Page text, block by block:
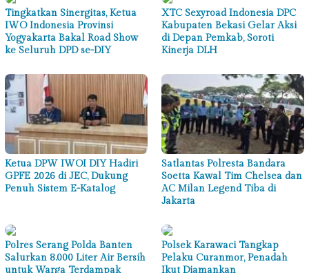
Tingkatkan Sinergitas, Ketua
IWO Indonesia Provinsi
Yogyakarta Bakal Road Show
ke Seluruh DPD se-DIY
XTC Sexyroad Indonesia DPC
Kabupaten Bekasi Gelar Aksi
di Depan Pemkab, Soroti
Kinerja DLH
Ketua DPW IWOI DIY Hadiri
GPFE 2026 di JEC, Dukung
Penuh Sistem E-Katalog
Satlantas Polresta Bandara
Soetta Kawal Tim Chelsea dan
AC Milan Legend Tiba di
Jakarta
Polres Serang Polda Banten
Salurkan 8.000 Liter Air Bersih
untuk Warga Terdampak
Polsek Karawaci Tangkap
Pelaku Curanmor, Penadah
Ikut Diamankan